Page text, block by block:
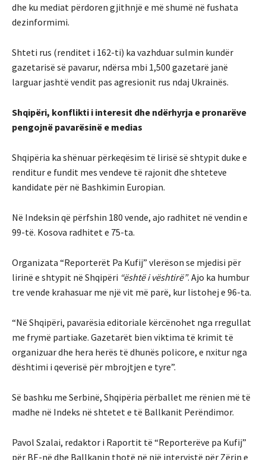
dhe ku mediat përdoren gjithnjë e më shumë në fushata
dezinformimi.
Shteti rus (renditet i 162-ti) ka vazhduar sulmin kundër
gazetarisë së pavarur, ndërsa mbi 1,500 gazetarë janë
larguar jashtë vendit pas agresionit rus ndaj Ukrainës.
Shqipëri, konflikti i interesit dhe ndërhyrja e pronarëve
pengojnë pavarësinë e medias
Shqipëria ka shënuar përkeqësim të lirisë së shtypit duke e
renditur e fundit mes vendeve të rajonit dhe shteteve
kandidate për në Bashkimin Europian.
Në Indeksin që përfshin 180 vende, ajo radhitet në vendin e
99-të. Kosova radhitet e 75-ta.
Organizata “Reporterët Pa Kufij” vlerëson se mjedisi për
lirinë e shtypit në Shqipëri “është i vështirë”. Ajo ka humbur
tre vende krahasuar me një vit më parë, kur listohej e 96-ta.
“Në Shqipëri, pavarësia editoriale kërcënohet nga rregullat
me frymë partiake. Gazetarët bien viktima të krimit të
organizuar dhe hera herës të dhunës policore, e nxitur nga
dështimi i qeverisë për mbrojtjen e tyre”.
Së bashku me Serbinë, Shqipëria përballet me rënien më të
madhe në Indeks në shtetet e të Ballkanit Perëndimor.
Pavol Szalai, redaktor i Raportit të “Reporterëve pa Kufij”
për BE-në dhe Ballkanin thotë në një intervistë për Zërin e